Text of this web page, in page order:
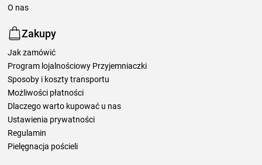
O nas
Zakupy
Jak zamówić
Program lojalnościowy Przyjemniaczki
Sposoby i koszty transportu
Możliwości płatności
Dlaczego warto kupować u nas
Ustawienia prywatności
Regulamin
Pielęgnacja pościeli